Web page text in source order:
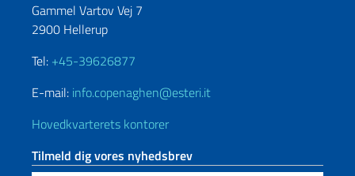
Gammel Vartov Vej 7
2900 Hellerup
Tel: +45-39626877
E-mail: info.copenaghen@esteri.it
Hovedkvarterets kontorer
Tilmeld dig vores nyhedsbrev